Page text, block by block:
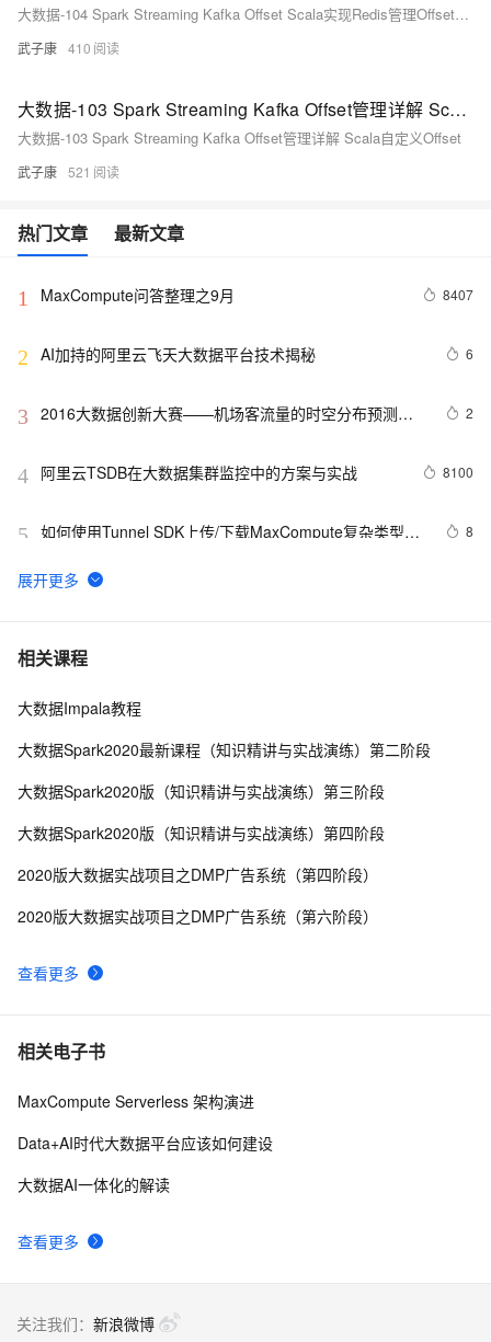
大数据-104 Spark Streaming Kafka Offset Scala实现Redis管理Offset并更新
武子康 410
大数据-103 Spark Streaming Kafka Offset管理详解 Scala自定义Offset
大数据-103 Spark Streaming Kafka Offset管理详解 Scala自定义Offset
武子康 521
热门文章 最新文章
1 MaxCompute问答整理之9月 8407
2 AI加持的阿里云飞天大数据平台技术揭秘 6
3 2016大数据创新大赛——机场客流量的时空分布预测模
2
4 阿里云TSDB在大数据集群监控中的方案与实战 8100
5 如何使用Tunnel SDK上传/下载MaxCompute复杂类型数
8
6
数据无界、湖仓无界，Apache Doris 湖仓一体典型场景
7 从历年 Gartner hype cycle 看大数据行业的发展历史和
8 大数据数据采集的数据类型的结构化数据
10【MaxCompute 常见问题】 外部表
相关课程
查看更多
大数据Impala教程
大数据Spark2020最新课程（知识精讲与实战演练）第二阶段
大数据Spark2020版（知识精讲与实战演练）第三阶段
大数据Spark2020版（知识精讲与实战演练）第四阶段
2020版大数据实战项目之DMP广告系统（第四阶段）
2020版大数据实战项目之DMP广告系统（第六阶段）
相关电子书
查看更多
MaxCompute Serverless 架构演进
Data+AI时代大数据平台应该如何建设
大数据AI一体化的解读
关注我们： 新浪微博